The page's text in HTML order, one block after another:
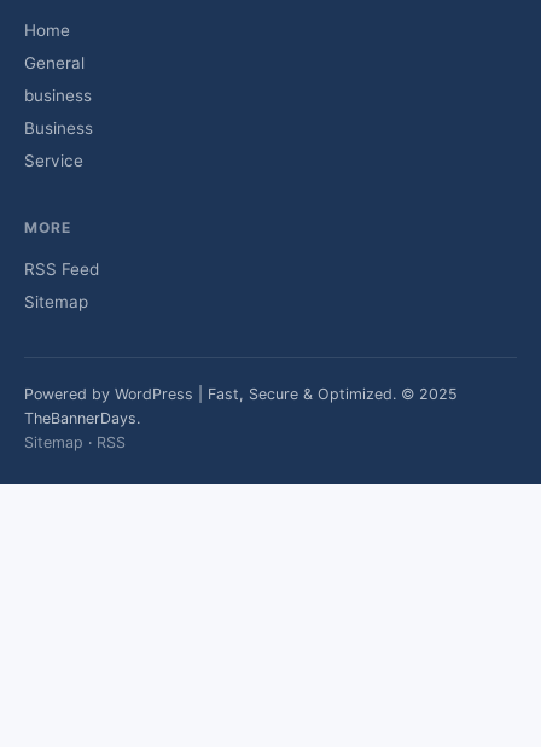
Home
General
business
Business
Service
MORE
RSS Feed
Sitemap
Powered by WordPress | Fast, Secure & Optimized. © 2025
TheBannerDays.
Sitemap · RSS